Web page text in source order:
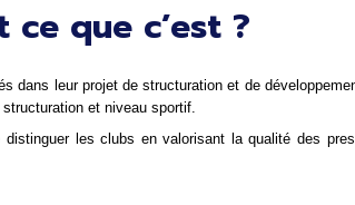
que c’est ?
leur projet de structuration et de
et niveau sportif.
les clubs en valorisant la qualité des